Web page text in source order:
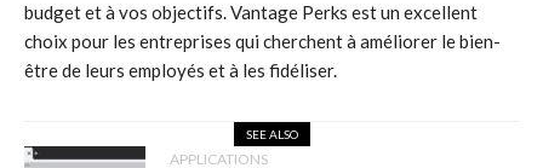
budget et à vos objectifs. Vantage Perks est un excellent
choix pour les entreprises qui cherchent à améliorer le bien-
être de leurs employés et à les fidéliser.
SEE ALSO
APPLICATIONS